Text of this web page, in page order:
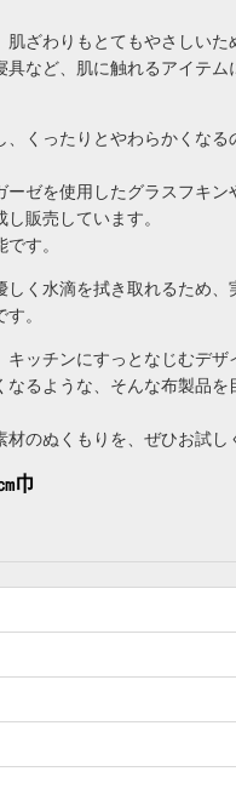
肌ざわりもとてもやさしいた
具など、肌に触れるアイテム
、くったりとやわらかくなる
ーゼを使用したグラスフキン
販売しています。
す。
しく水滴を拭き取れるため、
。
ッチンにすっとなじむデザ
なるような、そんな布製品を
のぬくもりを、ぜひお試し
巾